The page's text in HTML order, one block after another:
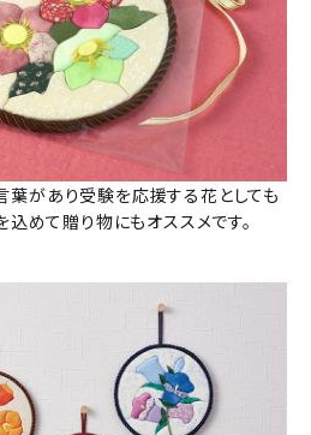
葉があり受験を応援する花としても
込めて贈り物にもオススメです。